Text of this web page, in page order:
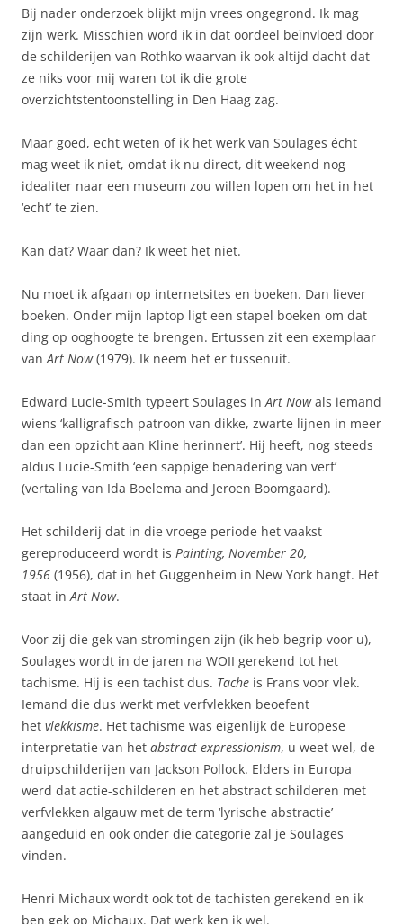
Bij nader onderzoek blijkt mijn vrees ongegrond. Ik mag
zijn werk. Misschien word ik in dat oordeel beïnvloed door
de schilderijen van Rothko waarvan ik ook altijd dacht dat
ze niks voor mij waren tot ik die grote
overzichtstentoonstelling in Den Haag zag.
Maar goed, echt weten of ik het werk van Soulages écht
mag weet ik niet, omdat ik nu direct, dit weekend nog
idealiter naar een museum zou willen lopen om het in het
‘echt’ te zien.
Kan dat? Waar dan? Ik weet het niet.
Nu moet ik afgaan op internetsites en boeken. Dan liever
boeken. Onder mijn laptop ligt een stapel boeken om dat
ding op ooghoogte te brengen. Ertussen zit een exemplaar
van Art Now(1979). Ik neem het er tussenuit.
Edward Lucie-Smith typeert Soulages in Art Nowals iemand
wiens ‘kalligrafisch patroon van dikke, zwarte lijnen in meer
dan een opzicht aan Kline herinnert’. Hij heeft, nog steeds
aldus Lucie-Smith ‘een sappige benadering van verf’
(vertaling van Ida Boelema and Jeroen Boomgaard).
Het schilderij dat in die vroege periode het vaakst
gereproduceerd wordt is Painting, November 20,
1956 (1956), dat in het Guggenheim in New York hangt. Het
staat in Art Now.
Voor zij die gek van stromingen zijn (ik heb begrip voor u),
Soulages wordt in de jaren na WOII gerekend tot het
tachisme. Hij is een tachist dus. Tache is Frans voor vlek.
Iemand die dus werkt met verfvlekken beoefent
het vlekkisme. Het tachisme was eigenlijk de Europese
interpretatie van het abstract expressionism, u weet wel, de
druipschilderijen van Jackson Pollock. Elders in Europa
werd dat actie-schilderen en het abstract schilderen met
verfvlekken algauw met de term ‘lyrische abstractie’
aangeduid en ook onder die categorie zal je Soulages
vinden.
Henri Michaux wordt ook tot de tachisten gerekend en ik
ben gek op Michaux. Dat werk ken ik wel.